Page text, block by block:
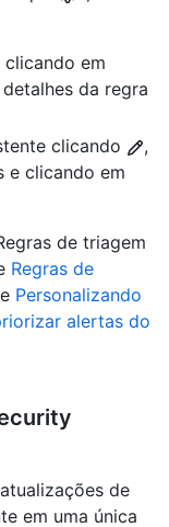
em
da regra
clicando
,
e clicando em
de triagem
Regras de
e Personalizando
alertas do
de
em uma única